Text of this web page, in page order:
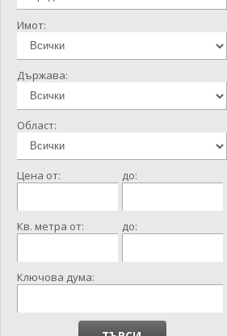
Имот:
Държава:
Област:
Цена от: до:
Кв. метра от: до:
Ключова дума: